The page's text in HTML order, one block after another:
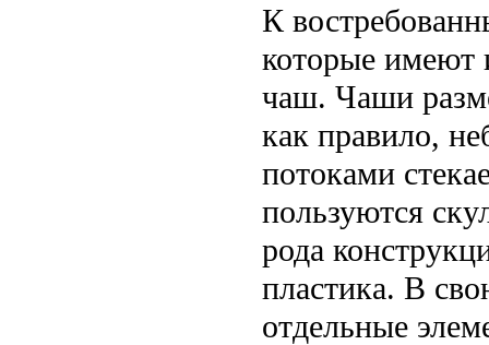
К
которые имеют
чаш. Чаши
как правило,
потоками
пользуются
рода
пластика. В
отдельные